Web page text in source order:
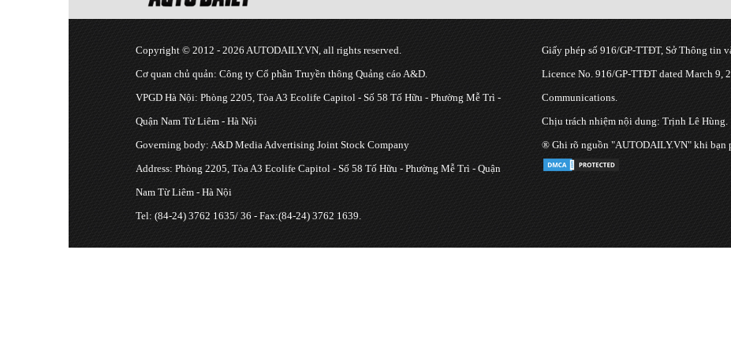
Copyright © 2012 - 2026 AUTODAILY.VN, all rights reserved.
Cơ quan chủ quản: Công ty Cổ phần Truyền thông Quảng cáo A&D.
VPGD Hà Nội: Phòng 2205, Tòa A3 Ecolife Capitol - Số 58 Tố Hữu - Phường Mễ Trì -
Quận Nam Từ Liêm - Hà Nội
Governing body: A&D Media Advertising Joint Stock Company
Address: Phòng 2205, Tòa A3 Ecolife Capitol - Số 58 Tố Hữu - Phường Mễ Trì - Quận
Nam Từ Liêm - Hà Nội
Tel: (84-24) 3762 1635/ 36 - Fax:(84-24) 3762 1639.
Giấy phép số 916/GP-TTĐT, Sở Thông tin
Licence No. 916/GP-TTĐT dated March 9,
Communications.
Chịu trách nhiệm nội dung: Trịnh Lê Hùng.
® Ghi rõ nguồn "AUTODAILY.VN" khi bạn